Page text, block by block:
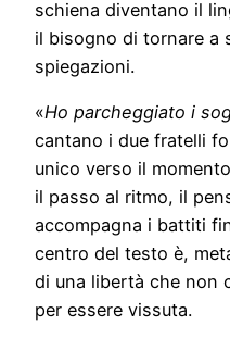
schiena diventano il
il bisogno di tornare a
spiegazioni.
«Ho parcheggiato i
cantano i due fratelli
unico verso il
il passo al ritmo, il
accompagna i battiti
centro del testo è,
di una libertà che non
per essere vissuta.